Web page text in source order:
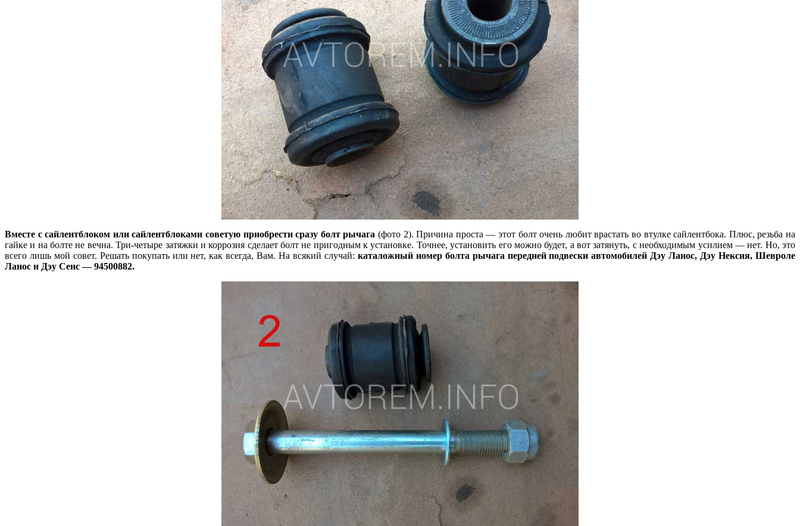
Вместе с сайлентблоком или сайлентблоками советую приобрести сразу болт рычага (фото 2). Причина проста — этот болт очень любит врастать во втулке сайлентбока. Плюс, резьба на
гайке и на болте не вечна. Три-четыре затяжки и коррозия сделает болт не пригодным к установке. Точнее, установить его можно будет, а вот затянуть, с необходимым усилием — нет. Но, это
всего лишь мой совет. Решать покупать или нет, как всегда, Вам. На всякий случай: каталожный номер болта рычага передней подвески автомобилей Дэу Ланос, Дэу Нексия, Шевроле
Ланос и Дэу Сенс — 94500882.